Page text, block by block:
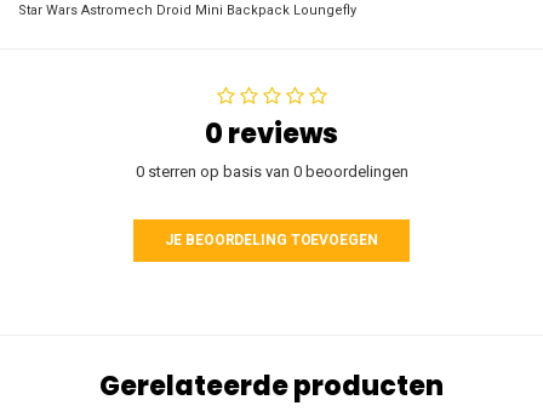
Star Wars Astromech Droid Mini Backpack Loungefly
0 reviews
0 sterren op basis van 0 beoordelingen
JE BEOORDELING TOEVOEGEN
Gerelateerde producten